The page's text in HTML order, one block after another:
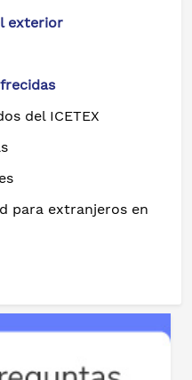
exterior
del ICETEX
para extranjeros en